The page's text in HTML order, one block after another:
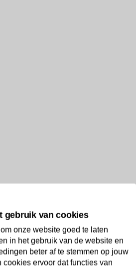
gebruik van cookies
onze website goed te laten
in het gebruik van de website en
beter af te stemmen op jouw
cookies ervoor dat functies van